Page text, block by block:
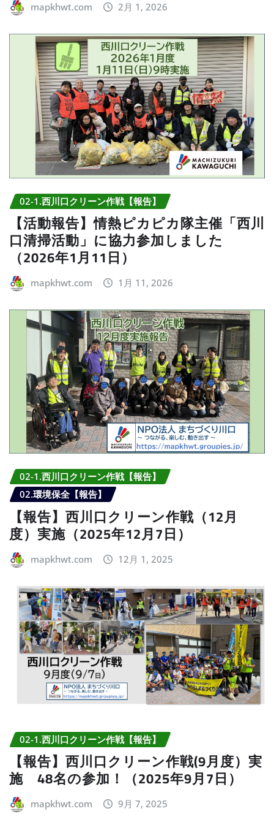
mapkhwt.com 2月 1, 2026
02-1.西川口クリーン作戦【報告】
【活動報告】情熱ピカピカ隊主催「西川
口清掃活動」に協力参加しました
（2026年1月11日）
mapkhwt.com 1月 11, 2026
02-1.西川口クリーン作戦【報告】
02.環境保全【報告】
【報告】西川口クリーン作戦（12月
度）実施（2025年12月7日）
mapkhwt.com 12月 1, 2025
02-1.西川口クリーン作戦【報告】
【報告】西川口クリーン作戦(9月度）実
施 48名の参加！（2025年9月7日）
mapkhwt.com 9月 7, 2025